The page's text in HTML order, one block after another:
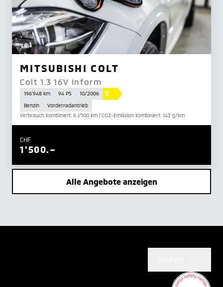
MITSUBISHI COLT
Colt 1.3 16V Inform
196'948 km 94 PS 10/2006 D
Benzin
Vorderradantrieb
Verbrauch kombiniert: 6 l/100 km | CO2-Emission kombiniert: 143 g/km
CHF
1'500.–
Alle Angebote anzeigen